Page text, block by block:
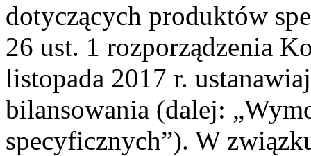
dotyczących produktów
26 ust. 1 rozporządzenia
listopada 2017 r.
bilansowania (dalej:
specyficznych”). W